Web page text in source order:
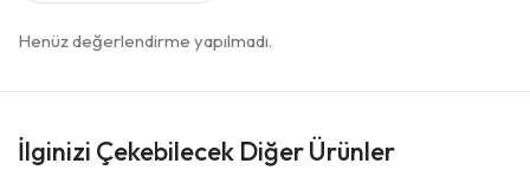
Henüz değerlendirme yapılmadı.
İlginizi Çekebilecek Diğer Ürünler